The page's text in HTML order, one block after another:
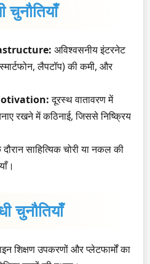
अविश्वसनीय इंटरनेट
लैपटॉप) की कमी, और
दूरस्थ वातावरण में
रखने में कठिनाई, जिससे निष्क्रिय
साहित्यिक चोरी या नकल की
चुनौतियाँ
शिक्षण उपकरणों और प्लेटफार्मों का